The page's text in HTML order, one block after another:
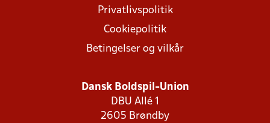
Privatlivspolitik
Cookiepolitik
Betingelser og vilkår
Dansk Boldspil-Union
DBU Allé 1
2605 Brøndby